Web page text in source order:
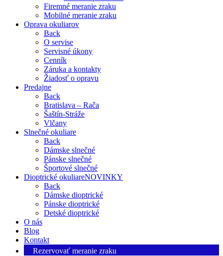
Firemné meranie zraku
Mobilné meranie zraku
Oprava okuliarov
Back
O servise
Servisné úkony
Cenník
Záruka a kontakty
Žiadosť o opravu
Predajne
Back
Bratislava – Rača
Šaštín-Stráže
Vlčany
Slnečné okuliare
Back
Dámske slnečné
Pánske slnečné
Športové slnečné
Dioptrické okuliareNOVINKY
Back
Dámske dioptrické
Pánske dioptrické
Detské dioptrické
O nás
Blog
Kontakt
Rezervovať meranie zraku